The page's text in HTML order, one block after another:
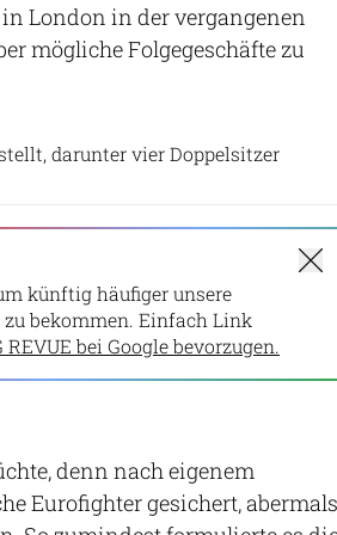
London in der vergangenen
mögliche Folgegeschäfte zu
darunter vier Doppelsitzer
künftig häufiger unsere
bekommen. Einfach Link
REVUE bei Google bevorzugen.
denn nach eigenem
Eurofighter gesichert, abermals